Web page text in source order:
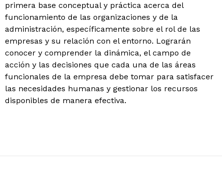
primera base conceptual y práctica acerca del
funcionamiento de las organizaciones y de la
administración, específicamente sobre el rol de las
empresas y su relación con el entorno. Lograrán
conocer y comprender la dinámica, el campo de
acción y las decisiones que cada una de las áreas
funcionales de la empresa debe tomar para satisfacer
las necesidades humanas y gestionar los recursos
disponibles de manera efectiva.